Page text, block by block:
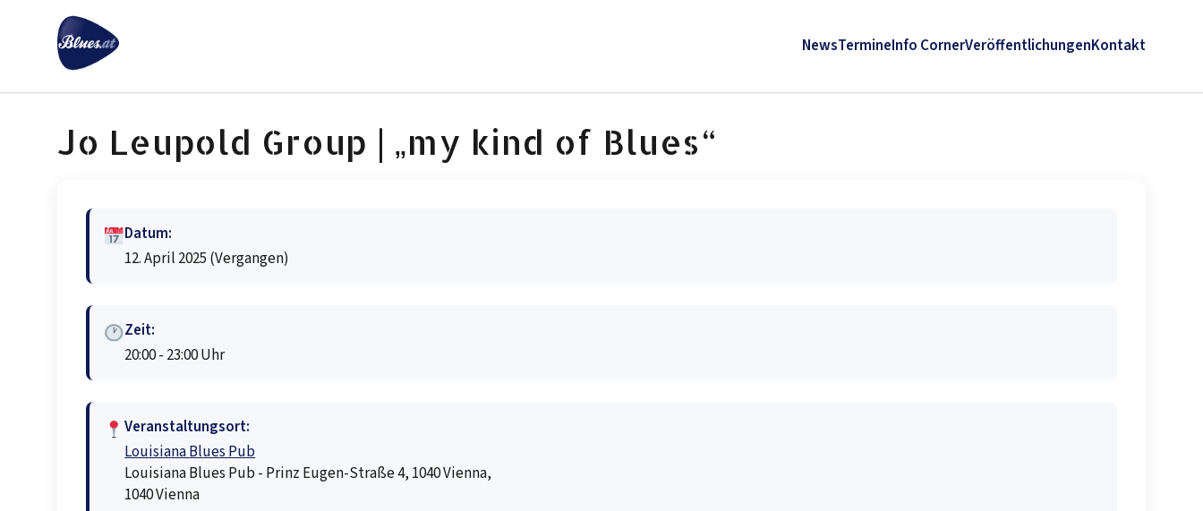
NewsTermineInfo CornerVeröffentlichungenKontakt
Jo Leupold Group | „my kind of Blues“
Datum:
12. April 2025 (Vergangen)
Zeit:
20:00 - 23:00 Uhr
Veranstaltungsort:
Louisiana Blues Pub
Louisiana Blues Pub - Prinz Eugen-Straße 4, 1040 Vienna,
1040 Vienna